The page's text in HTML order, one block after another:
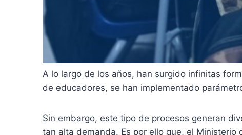
A lo largo de los años, han surgido infinitas
de educadores, se han implementado
Sin embargo, este tipo de procesos generan
tan alta demanda. Es por ello que, el